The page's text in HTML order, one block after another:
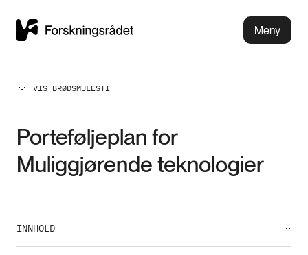
Meny
VIS BRØDSMULESTI
Porteføljeplan for
Muliggjørende teknologier
INNHOLD